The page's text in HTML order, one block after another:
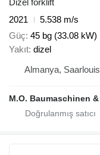
Dizel forklift
2021
5.538 m/s
Güç 45 bg (33.08 kW)
Yakıt dizel
Almanya, Saarlouis